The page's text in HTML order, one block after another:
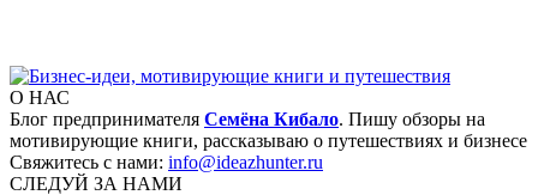
О НАС
Блог предпринимателя Семёна Кибало. Пишу обзоры на
мотивирующие книги, рассказываю о путешествиях и бизнесе
Свяжитесь с нами: info@ideazhunter.ru
СЛЕДУЙ ЗА НАМИ